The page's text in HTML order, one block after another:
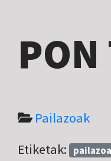
PON
Pailazoak
Etiketak: